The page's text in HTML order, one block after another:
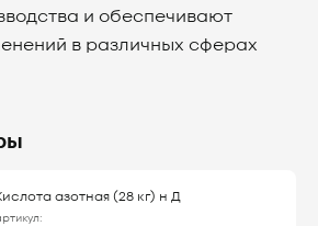
и обеспечивают
в различных сферах
азотная (28 кг) н Д